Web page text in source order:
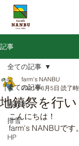
記事
全ての記事
直売所
排雪
HP
全ての記事
地鎮祭を行い
farm's NANBU
2021年6月5日 読了
こんにちは！
farm's NANBUです。